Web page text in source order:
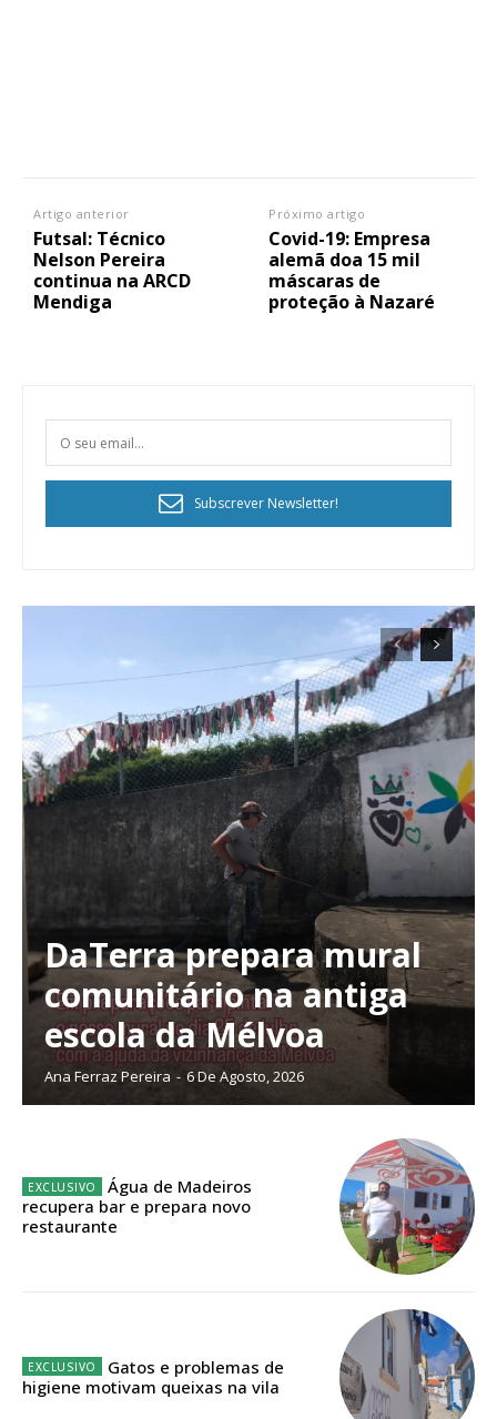
Planos de Assinatura
Faça-se assinante do Região de Cister e ajude-nos a manter este serviço
público!
Sendo assinante terá acesso a todos os conteúdos exclusivos e versões
Escolha o plano de assinatura desejado:
32€
Artigo anterior
Futsal: Técnico
Nelson Pereira
continua na ARCD
Mendiga
Próximo artigo
Covid-19: Empresa
alemã doa 15 mil
máscaras de
proteção à Nazaré
Subscrever Newsletter!
DaTerra prepara mural
comunitário na antiga
escola da Mélvoa
Ana Ferraz Pereira - 6 De Agosto, 2026
Água de Madeiros
recupera bar e prepara novo
restaurante
Gatos e problemas de
higiene motivam queixas na vila